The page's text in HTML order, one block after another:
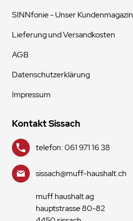
SINNfonie - Unser Kundenmagazin
Lieferung und Versandkosten
AGB
Datenschutzerklärung
Impressum
Kontakt Sissach
telefon: 061 971 16 38
sissach@muff-haushalt.ch
muff haushalt ag
hauptstrasse 80-82